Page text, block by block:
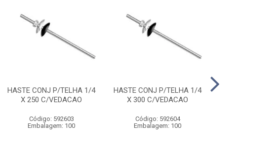
HASTE CONJ P/TELHA 1/4
X 250 C/VEDACAO
Código: 592603
Embalagem: 100
HASTE CONJ P/TELHA 1/4
X 300 C/VEDACAO
Código: 592604
Embalagem: 100